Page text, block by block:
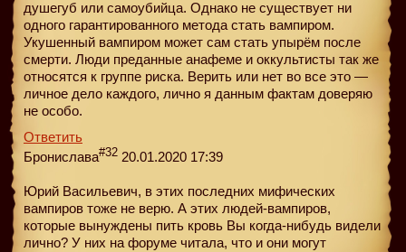
душегуб или самоубийца. Однако не существует ни
одного гарантированного метода стать вампиром.
Укушенный вампиром может сам стать упырём после
смерти. Люди преданные анафеме и оккультисты так же
относятся к группе риска. Верить или нет во все это —
личное дело каждого, лично я данным фактам доверяю
не особо.
Ответить
Бронислава#32 20.01.2020 17:39
Юрий Васильевич, в этих последних мифических
вампиров тоже не верю. А этих людей-вампиров,
которые вынуждены пить кровь Вы когда-нибудь видели
лично? У них на форуме читала, что и они могут